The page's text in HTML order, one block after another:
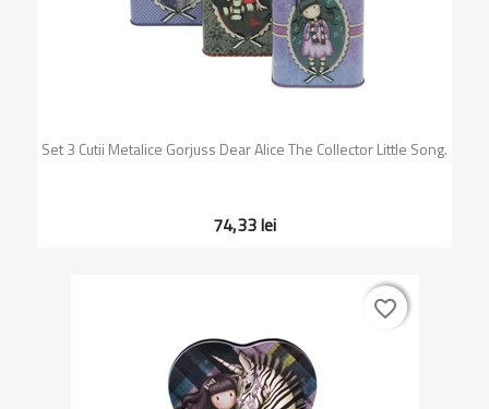
Set 3 Cutii Metalice Gorjuss Dear Alice The Collector Little Song.
74,33 lei
favorite_border
favorite_border